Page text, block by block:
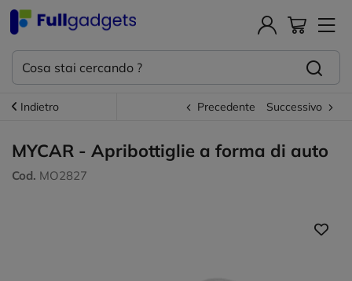
Indietro Precedente Successivo
MYCAR - Apribottiglie a forma di auto
Cod. MO2827